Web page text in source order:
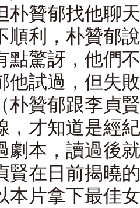
朴贊郁找他聊
順利，朴贊郁
點驚訝，他們
他試過，但失
朴贊郁跟李貞
，才知道是經
劇本，讀過後
賢在日前揭曉
本片拿下最佳